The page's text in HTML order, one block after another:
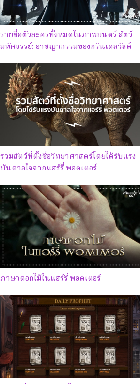
รายชื่อตัวละครทั้งหมดในภาพยนตร์ สัตว์
มหัศจรรย์: อาชญากรรมของกรินเดลวัลด์
รวมสัตว์ที่ตั้งชื่อวิทยาศาสตร์โดยได้รับแรง
บันดาลใจจากแฮร์รี่ พอตเตอร์
ภาษาดอกไม้ในแฮร์รี่ พอตเตอร์